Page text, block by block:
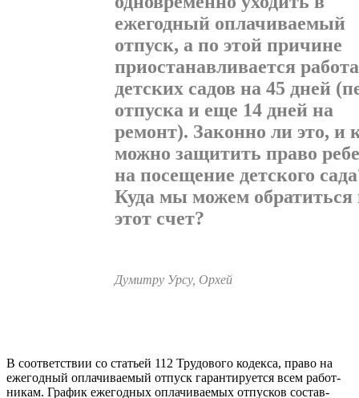
ежегодный оплачиваемый
отпуск, а по этой причине
приостанавливается ра­бота
детских садов на 45 дней
отпуска и еще 14 дней на
ремонт). Законно ли это, и
можно за­щитить право
на посещение детского
Куда мы можем обратиться
этот счет?
Думитру Урсу, Орхей
В соответствии со статьей 112 Трудового кодекса, право на
ежегодный оплачиваемый отпуск гарантируется всем работ­
никам. График ежегодных оплачиваемых отпусков состав­